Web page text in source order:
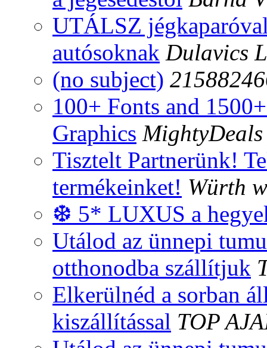
UTÁLSZ
autósoknak Dulavics
(no subject)
100+ Fonts and
Graphics MightyDeals
Tisztelt Partnerünk!
termékeinket! Würth
❆ 5* LUXUS a
Utálod az ünnepi
otthonodba szállítjuk
Elkerülnéd a sorban
kiszállítással TOP